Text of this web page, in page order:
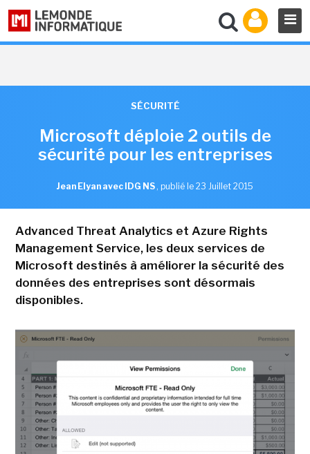
SÉCURITÉ
Microsoft déploie 2 outils de
sécurité pour les entreprises
Jean Elyan avec IDG NS , publié le 23 Juillet 2015
Advanced Threat Analytics et Azure Rights
Management Service, les deux services de
Microsoft destinés à améliorer la sécurité des
données des entreprises sont désormais
disponibles.